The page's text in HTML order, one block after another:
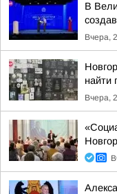
В
Вчера,
найти
Вчера,